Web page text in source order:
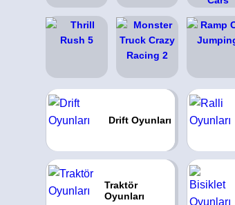
Drift Oyunları
Traktör
Oyunları